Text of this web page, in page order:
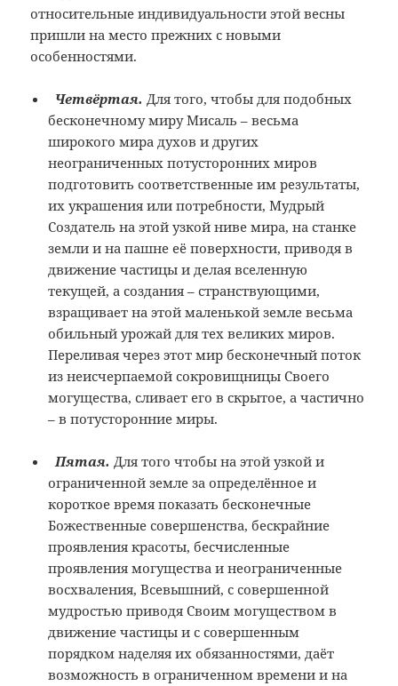
относительные индивидуальности этой весны
пришли на место прежних с новыми
особенностями.
Четвёртая. Для того, чтобы для подобных
бесконечному миру Мисаль – весьма
широкого мира духов и других
неограниченных потусторонних миров
подготовить соответственные им результаты,
их украшения или потребности, Мудрый
Создатель на этой узкой ниве мира, на станке
земли и на пашне её поверхности, приводя в
движение частицы и делая вселенную
текущей, а создания – странствующими,
взращивает на этой маленькой земле весьма
обильный урожай для тех великих миров.
Переливая через этот мир бесконечный поток
из неисчерпаемой сокровищницы Своего
могущества, сливает его в скрытое, а частично
– в потусторонние миры.
Пятая. Для того чтобы на этой узкой и
ограниченной земле за определённое и
короткое время показать бесконечные
Божественные совершенства, бескрайние
проявления красоты, бесчисленные
проявления могущества и неограниченные
восхваления, Всевышний, с совершенной
мудростью приводя Своим могуществом в
движение частицы и с совершенным
порядком наделяя их обязанностями, даёт
возможность в ограниченном времени и на